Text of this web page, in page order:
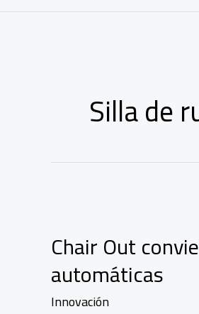
Silla de
Chair Out
automáticas
Innovación